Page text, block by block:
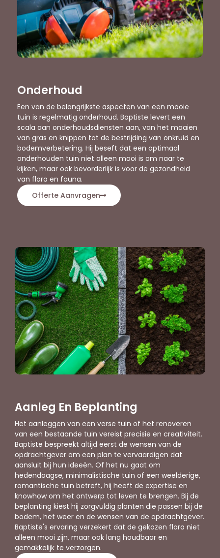
Onderhoud
Een van de belangrijkste aspecten van een mooie
tuin is regelmatig onderhoud. Baptiste levert een
scala aan onderhoudsdiensten aan, van het maaien
van gras en knippen tot de bestrijding van onkruid en
bodemverbetering. Hij beseft dat een optimaal
onderhouden tuin niet alleen mooi is om naar te
kijken, maar ook bevorderlijk is voor de gezondheid
van flora en fauna.
Offerte Aanvragen
Aanleg En Beplanting
Het aanleggen van een verse tuin of het renoveren
van een bestaande tuin vereist precisie en creativiteit.
Baptiste bespreekt altijd eerst de wensen van de
opdrachtgever om een plan te vervaardigen dat
aansluit bij hun ideeën. Of het nu gaat om
hedendaagse, minimalistische tuin of een weelderige,
romantische tuin betreft, hij heeft de expertise en
knowhow om het ontwerp tot leven te brengen. Bij de
beplanting kiest hij zorgvuldig planten die passen bij de
bodem, het weer en de wensen van de opdrachtgever.
Baptiste's ervaring verzekert dat de gekozen flora niet
alleen mooi zijn, maar ook lang houdbaar en
gemakkelijk te verzorgen.